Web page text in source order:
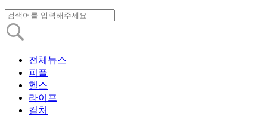
전체뉴스
피플
헬스
라이프
컬처